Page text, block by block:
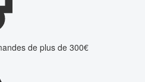
de plus de 300€